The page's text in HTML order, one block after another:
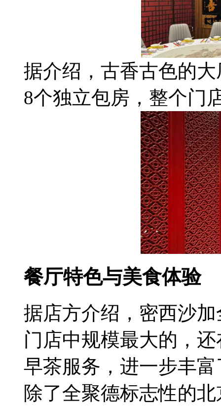
据介绍，古香古色的
8个独立包房，整个门
餐厅特色与美食体验
据店方介绍，密西沙
门店中规模最大的，
早茶服务，进一步丰
除了全聚德标志性的